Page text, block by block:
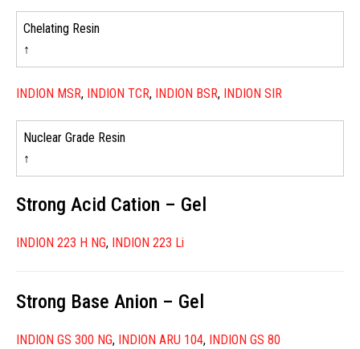
Chelating Resin
↑
INDION MSR, INDION TCR, INDION BSR, INDION SIR
Nuclear Grade Resin
↑
Strong Acid Cation – Gel
INDION 223 H NG, INDION 223 Li
Strong Base Anion – Gel
INDION GS 300 NG, INDION ARU 104, INDION GS 80